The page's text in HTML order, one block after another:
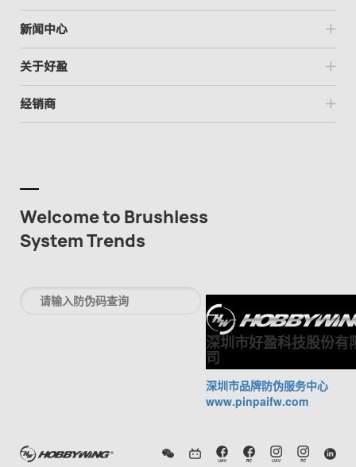
新闻中心
关于好盈
经销商
Welcome to Brushless
System Trends
深圳市好盈科技股份有
司
深圳市品牌防伪服务中心
www.pinpaifw.com